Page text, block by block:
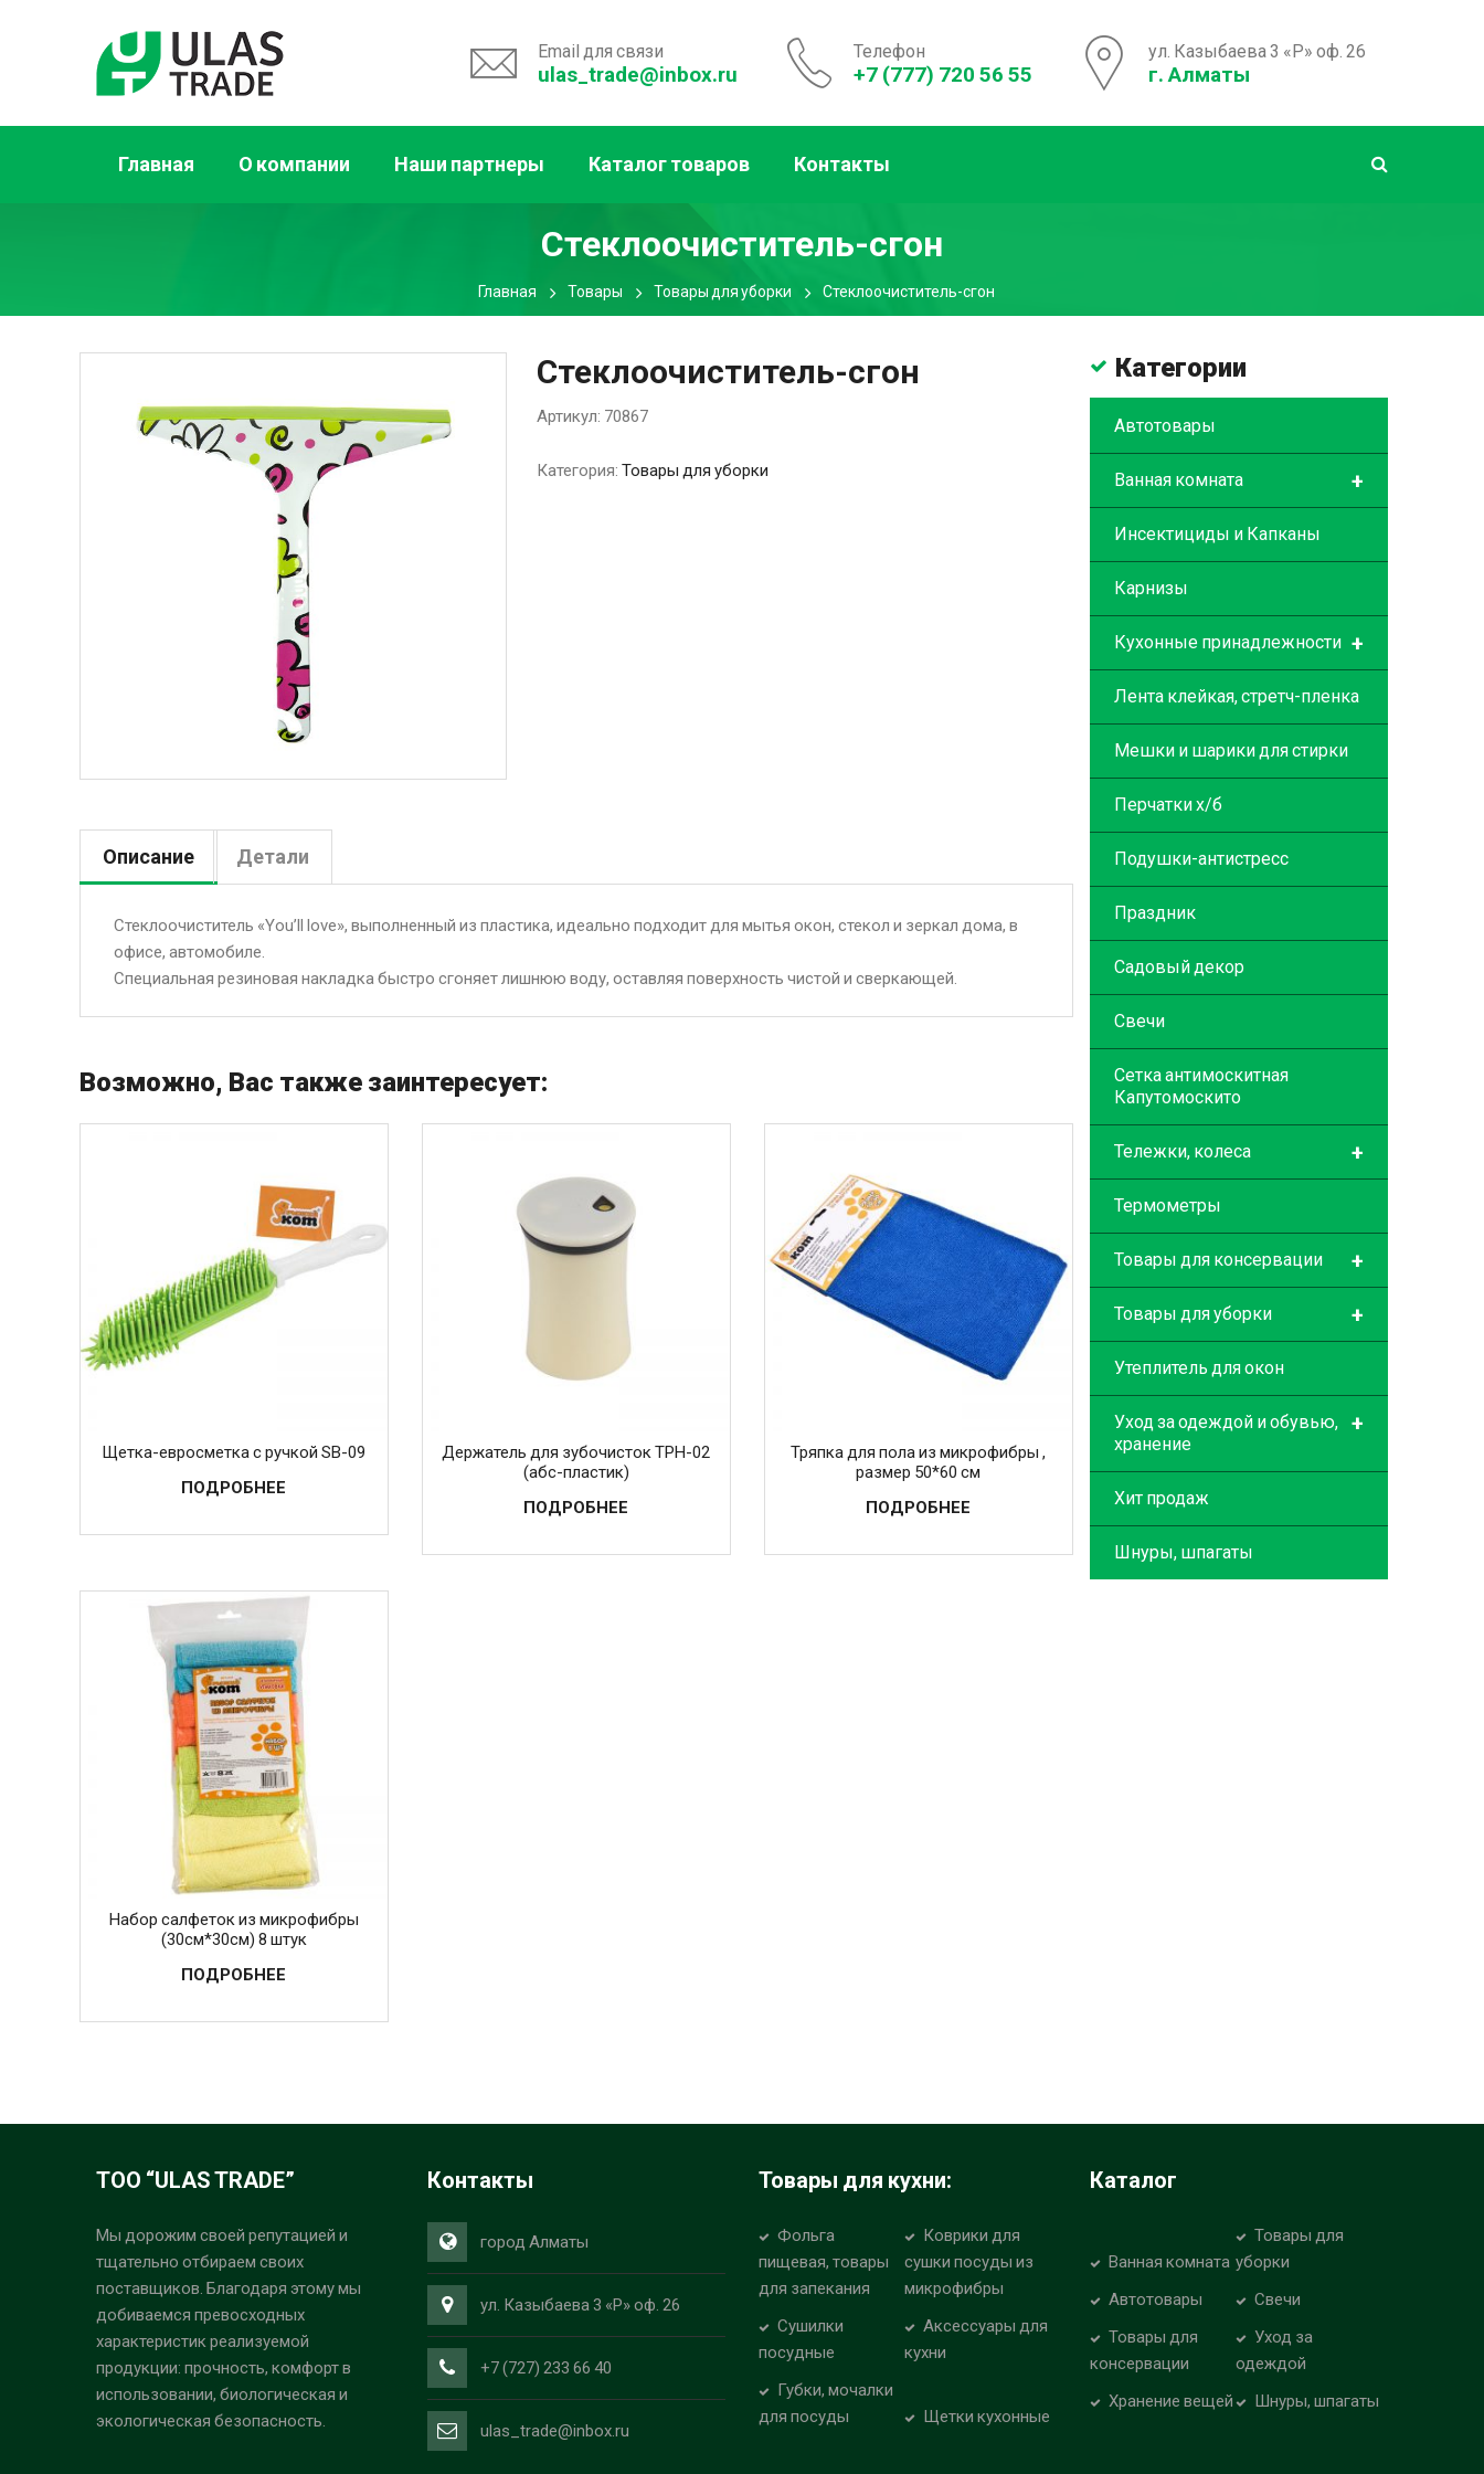
Email для связи
ulas_trade@inbox.ru
Телефон
+7 (777) 720 56 55
ул. Казыбаева 3 «Р» оф. 26
г. Алматы
Главная О компании Наши партнеры Каталог товаров Контакты
Стеклоочиститель-сгон
Главная Товары Товары для уборки Стеклоочиститель-сгон
Стеклоочиститель-сгон
Артикул: 70867
Категория: Товары для уборки
Описание Детали
Стеклоочиститель «You’ll love», выполненный из пластика, идеально подходит для мытья окон, стекол и зеркал дома, в
офисе, автомобиле.
Специальная резиновая накладка быстро сгоняет лишнюю воду, оставляя поверхность чистой и сверкающей.
Возможно, Вас также заинтересует:
Щетка-евросметка с ручкой SB-09
ПОДРОБНЕЕ
Держатель для зубочисток TPH-02
(абс-пластик)
ПОДРОБНЕЕ
Тряпка для пола из микрофибры ,
размер 50*60 см
ПОДРОБНЕЕ
Набор салфеток из микрофибры
(30см*30см) 8 штук
ПОДРОБНЕЕ
Категории
Автотовары
+
Ванная комната
Инсектициды и Капканы
Карнизы
+
Кухонные принадлежности
Лента клейкая, стретч-пленка
Мешки и шарики для стирки
Перчатки х/б
Подушки-антистресс
Праздник
Садовый декор
Свечи
Сетка антимоскитная
Капутомоскито
+
Тележки, колеса
Термометры
+
Товары для консервации
+
Товары для уборки
Утеплитель для окон
+
Уход за одеждой и обувью,
хранение
Хит продаж
Шнуры, шпагаты
ТОО “ULAS TRADE”
Мы дорожим своей репутацией и
тщательно отбираем своих
поставщиков. Благодаря этому мы
добиваемся превосходных
характеристик реализуемой
продукции: прочность, комфорт в
использовании, биологическая и
экологическая безопасность.
Контакты
город Алматы
ул. Казыбаева 3 «Р» оф. 26
+7 (727) 233 66 40
ulas_trade@inbox.ru
Товары для кухни:
Фольга
пищевая, товары
для запекания
Коврики для
сушки посуды из
микрофибры
Сушилки
посудные
Аксессуары для
кухни
Губки, мочалки
для посуды
Щетки кухонные
Каталог
Ванная комната
Товары для
уборки
Автотовары
Свечи
Товары для
консервации
Уход за
одеждой
Хранение вещей
Шнуры, шпагаты